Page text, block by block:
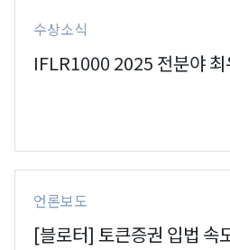
수상소식
IFLR1000 2025 전분야 최
언론보도
[블로터] 토큰증권 입법